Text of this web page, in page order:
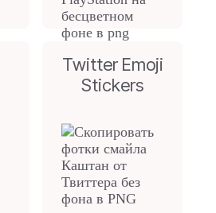
Twitter Emoji
Stickers